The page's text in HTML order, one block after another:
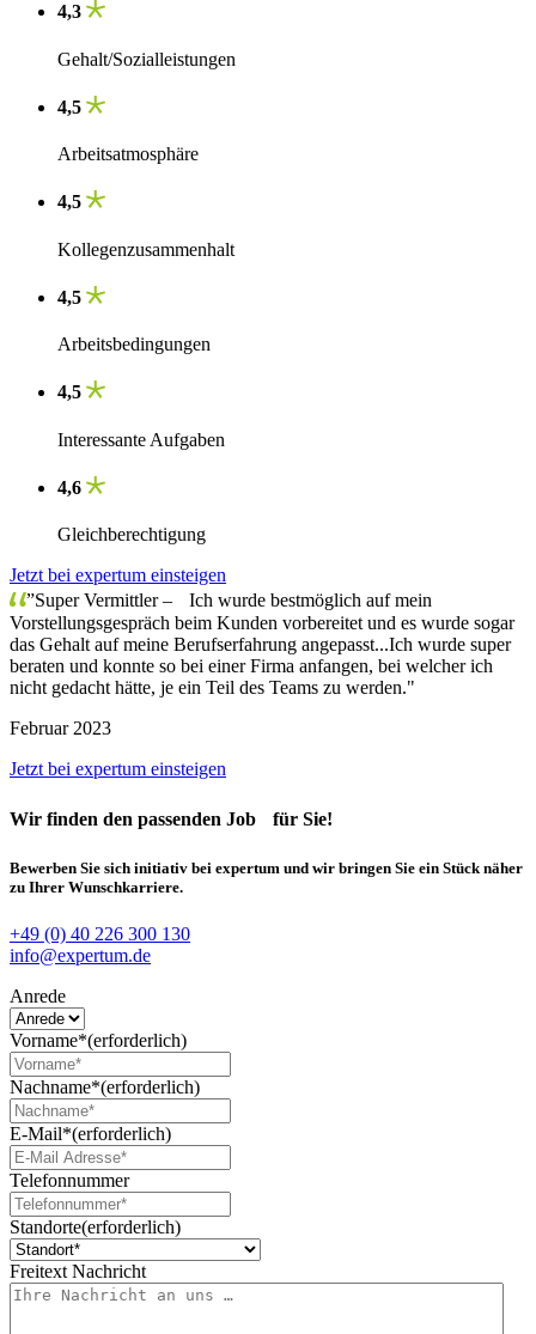
4,3
Gehalt/Sozialleistungen
4,5
Arbeitsatmosphäre
4,5
Kollegenzusammenhalt
4,5
Arbeitsbedingungen
4,5
Interessante Aufgaben
4,6
Gleichberechtigung
Jetzt bei expertum einsteigen
”Super Vermittler – Ich wurde bestmöglich auf mein
Vorstellungsgespräch beim Kunden vorbereitet und es wurde sogar
das Gehalt auf meine Berufserfahrung angepasst...Ich wurde super
beraten und konnte so bei einer Firma anfangen, bei welcher ich
nicht gedacht hätte, je ein Teil des Teams zu werden."
Februar 2023
Jetzt bei expertum einsteigen
Wir finden den passenden Job für Sie!
Bewerben Sie sich initiativ bei expertum und wir bringen Sie ein Stück näher
zu Ihrer Wunschkarriere.
+49 (0) 40 226 300 130
info@expertum.de
Anrede
Vorname*(erforderlich)
Nachname*(erforderlich)
E-Mail*(erforderlich)
Telefonnummer
Standorte(erforderlich)
Freitext Nachricht